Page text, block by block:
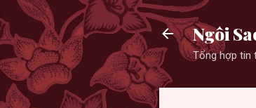
Ngôi
Tổng hợp tin